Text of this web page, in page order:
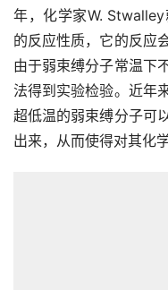
年，化学家W.
的反应性质，它的反应
由于弱束缚分子常温下
法得到实验检验。近年
超低温的弱束缚分子可
出来，从而使得对其化